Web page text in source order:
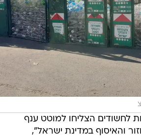
לחשודים הצליחו למוטט ענף
והאיסוף במדינת ישראל",